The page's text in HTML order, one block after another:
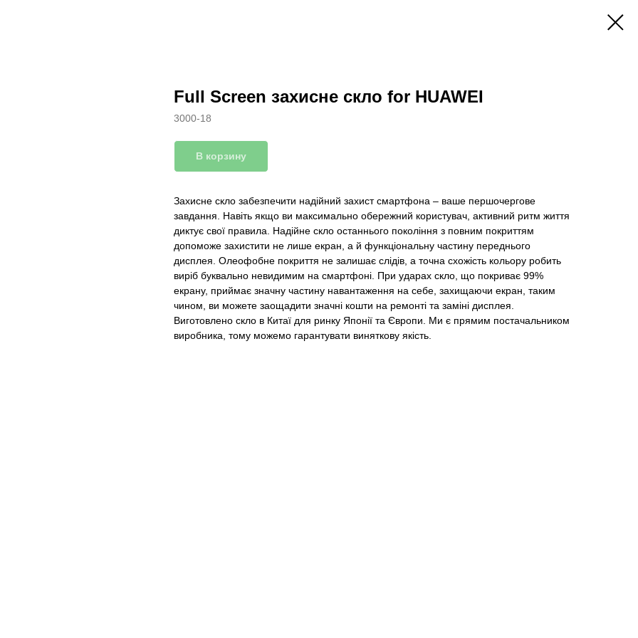
Full Screen захисне скло for HUAWEI
3000-18
В корзину
Захисне скло забезпечити надійний захист смартфона – ваше першочергове
завдання. Навіть якщо ви максимально обережний користувач, активний ритм життя
диктує свої правила. Надійне скло останнього покоління з повним покриттям
допоможе захистити не лише екран, а й функціональну частину переднього
дисплея. Олеофобне покриття не залишає слідів, а точна схожість кольору робить
виріб буквально невидимим на смартфоні. При ударах скло, що покриває 99%
екрану, приймає значну частину навантаження на себе, захищаючи екран, таким
чином, ви можете заощадити значні кошти на ремонті та заміні дисплея.
Виготовлено скло в Китаї для ринку Японії та Європи. Ми є прямим постачальником
виробника, тому можемо гарантувати виняткову якість.